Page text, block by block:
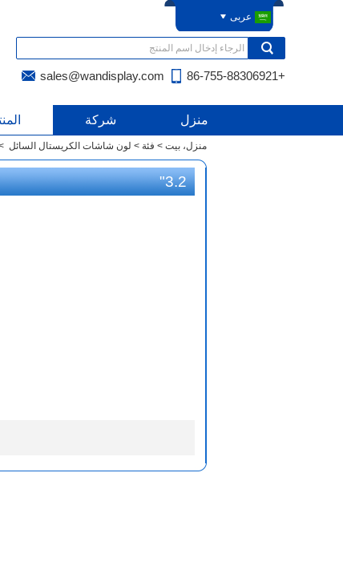
عربى
+86-755-88306921
sales@wandisplay.com
منزل شركة
منزل، بيت > فئة > لون شاشات الكريستال السائل
3.2"